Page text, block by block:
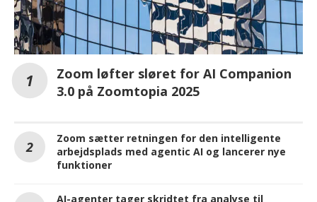
Zoom løfter sløret for AI Companion
3.0 på Zoomtopia 2025
Zoom sætter retningen for den intelligente
arbejdsplads med agentic AI og lancerer nye
funktioner
AI-agenter tager skridtet fra analyse til